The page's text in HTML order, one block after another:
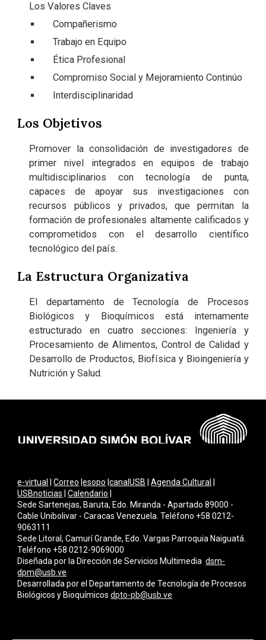
Los Valores Claves
Compañerismo
Trabajo en Equipo
Ética Profesional
Compromiso Social y Mejoramiento Continúo
Interdisciplinaridad
Los Objetivos
Promover la consolidación de investigadores de
primer nivel integrados en equipos de trabajo
multidisciplinarios con tecnología de punta,
capaces de apoyar sus investigaciones con
recursos públicos y privados, que permitan la
formación de profesionales altamente calificados y
comprometidos con el desarrollo científico
tecnológico del país.
La Estructura Organizativa
El departamento de Tecnología de Procesos
Biológicos y Bioquímicos está internamente
estructurado en cuatro secciones: Ingeniería y
Procesamiento de Alimentos, Control de Calidad y
Desarrollo de Productos, Biofísica y Bioingeniería y
Nutrición y Salud.
e-virtual |Correo |esopo |canalUSB |Agenda Cultural
USBnoticias |Calendario
Sede Sartenejas, Baruta, Edo. Miranda - Apartado 89000 -
Cable Unibolivar - Caracas Venezuela. Teléfono +58 0212-
9063111
Sede Litoral, Camurí Grande, Edo. Vargas Parroquia Naiguatá.
Teléfono +58 0212-9069000
Diseñada por la Dirección de Servicios Multimediadsm-
dpm@usb.ve
Desarrollada por el Departamento de Tecnología de Procesos
Biológicos y Bioquímicosdpto-pb@usb.ve